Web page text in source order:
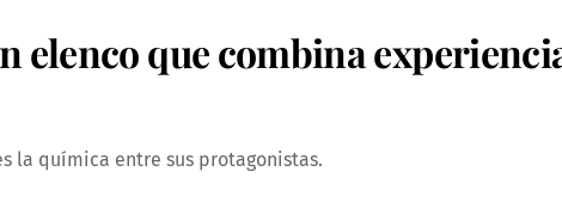
elenco que combina
la química entre sus protagonistas.